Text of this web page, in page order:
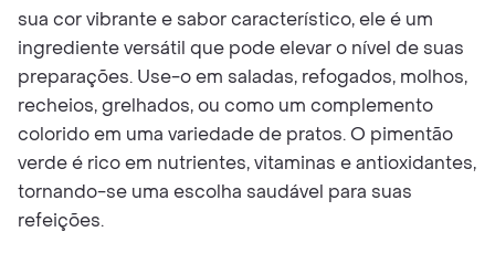
sua cor vibrante e sabor característico, ele é um
ingrediente versátil que pode elevar o nível de suas
preparações. Use-o em saladas, refogados, molhos,
recheios, grelhados, ou como um complemento
colorido em uma variedade de pratos. O pimentão
verde é rico em nutrientes, vitaminas e antioxidantes,
tornando-se uma escolha saudável para suas
refeições.